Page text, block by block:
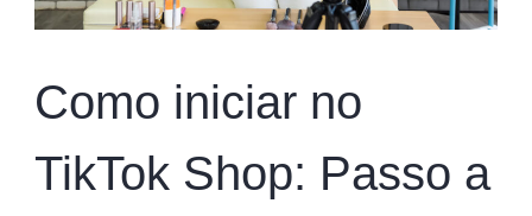
Como iniciar no
TikTok Shop: Passo a